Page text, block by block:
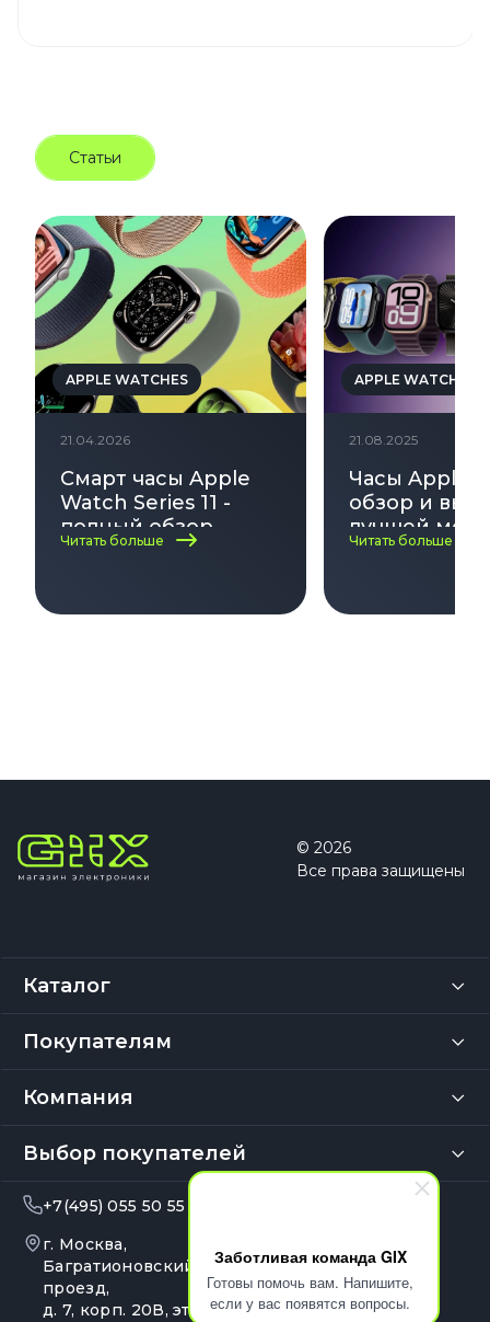
Заботливая команда GIX
Готовы помочь вам. Напишите,
если у вас появятся вопросы.
Статьи
APPLE WATCHES
21.04.2026
Смарт часы Apple
Watch Series 11 -
полный обзор
функций часов,
Читать больше
APPLE WATCHES
21.08.2025
Часы Apple
обзор и
лучшей
2025
Читать больше
© 2026
Все права защищены
Каталог
Покупателям
Компания
Выбор покупателей
+7(495) 055 50 55
г. Москва,
Багратионовский
проезд,
д. 7, корп. 20В, эт. 4, оф.
Ежедневно